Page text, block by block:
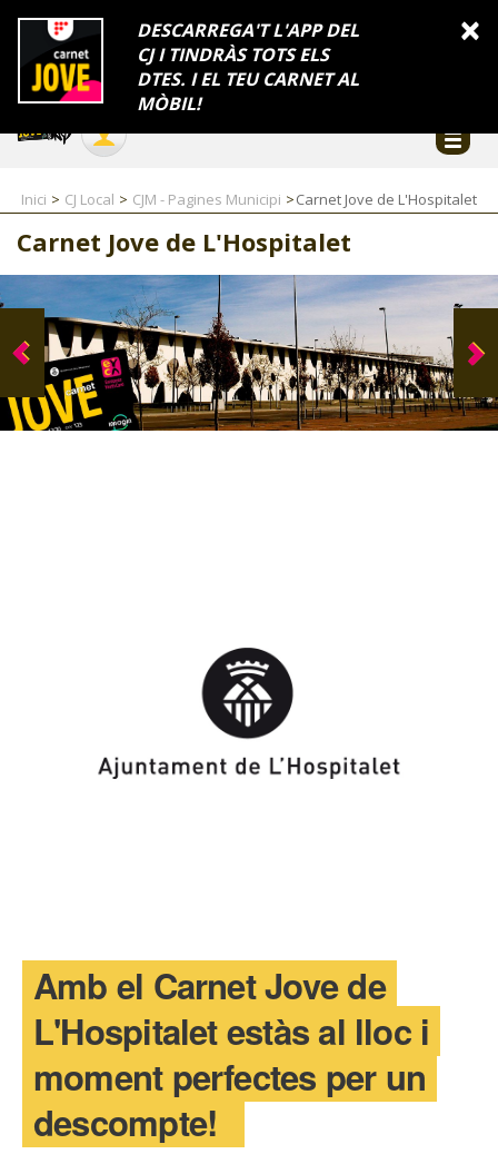
×
DESCARREGA'T L'APP DEL
CJ I TINDRÀS TOTS ELS
DTES. I EL TEU CARNET AL
MÒBIL!
Català
Temes
Serveis Generalitat Catalunya Seu electrònica
FES-TE EL CJ
COL·LABORADORS
CONTACTE
CJ ADOLESCENTS
CJ EMANCIPACIÓ
CJ SALUT
CJ INTERNACIONAL
Inici CJ Local CJM - Pagines Municipi Carnet Jove de L'Hospitalet
Carnet Jove de L'Hospitalet
Amb el Carnet Jove de
L'Hospitalet estàs al lloc i
moment perfectes per un
descompte!